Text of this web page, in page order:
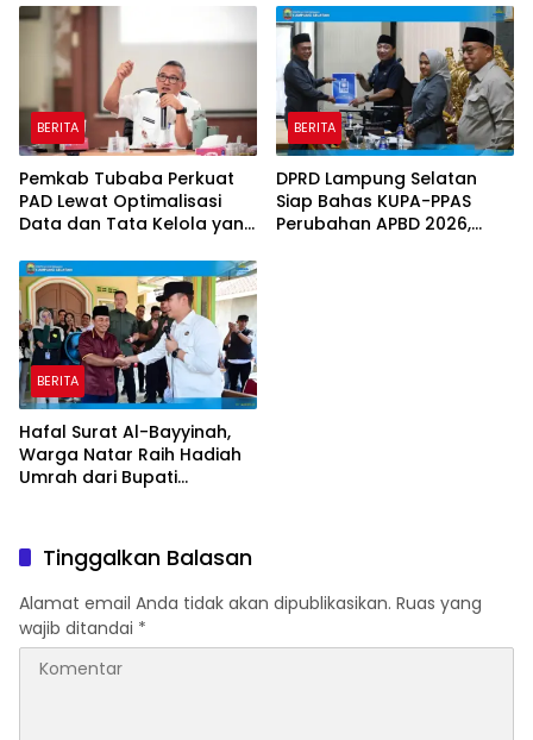
Ketenagakerjaan
BERITA
Pemkab Tubaba Perkuat
PAD Lewat Optimalisasi
Data dan Tata Kelola yang
BERITA
DPRD Lampung Selatan
Siap Bahas KUPA-PPAS
Perubahan APBD 2026,
BERITA
Hafal Surat Al-Bayyinah,
Warga Natar Raih Hadiah
Umrah dari Bupati
Tinggalkan Balasan
Alamat email Anda tidak akan dipublikasikan. Ruas yang
wajib ditandai *